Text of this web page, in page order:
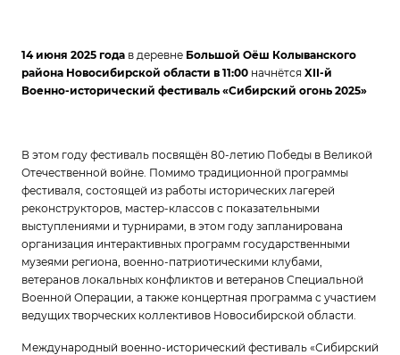
14 июня 2025 года в деревне Большой Оёш Колыванского
района Новосибирской области в 11:00 начнётся XII-й
Военно-исторический фестиваль «Сибирский огонь 2025»
В этом году фестиваль посвящён 80-летию Победы в Великой
Отечественной войне. Помимо традиционной программы
фестиваля, состоящей из работы исторических лагерей
реконструкторов, мастер-классов с показательными
выступлениями и турнирами, в этом году запланирована
организация интерактивных программ государственными
музеями региона, военно-патриотическими клубами,
ветеранов локальных конфликтов и ветеранов Специальной
Военной Операции, а также концертная программа с участием
ведущих творческих коллективов Новосибирской области.
Международный военно-исторический фестиваль «Сибирский